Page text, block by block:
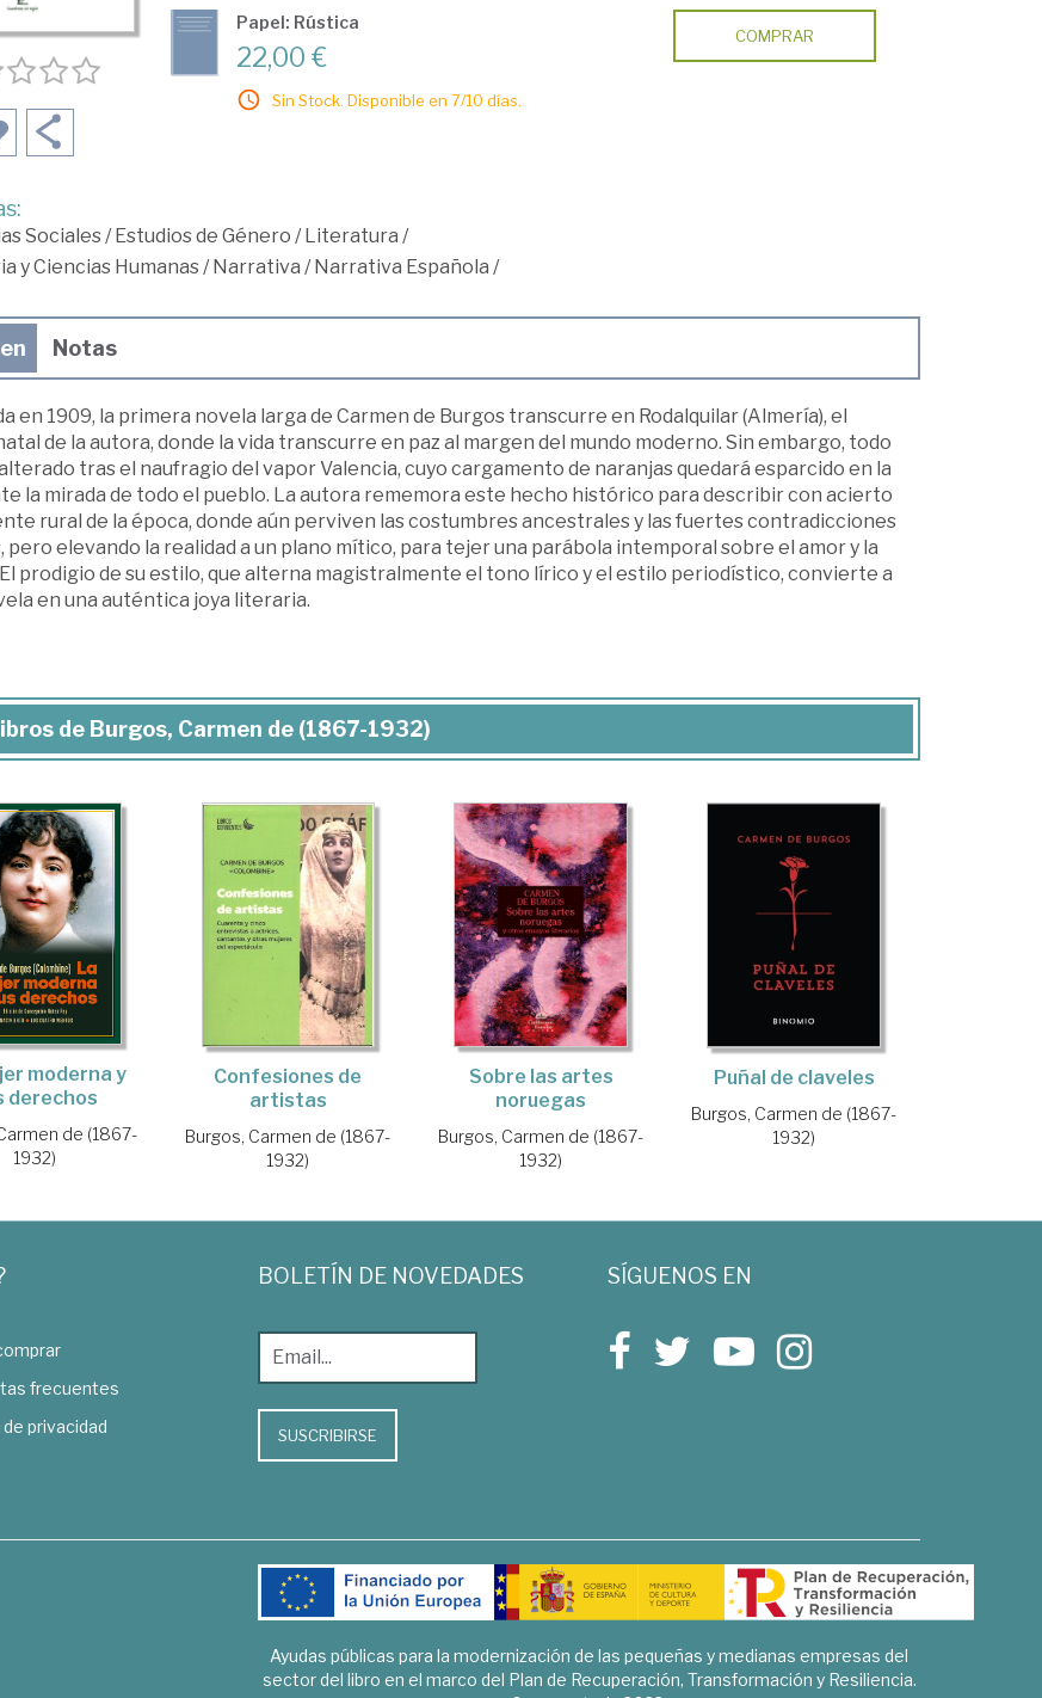
Papel: Rústica
22,00 €
Sin Stock. Disponible en 7/10 días.
COMPRAR
Sociales/Estudios de Género /Literatura /
y Ciencias Humanas/Narrativa /Narrativa Española /
Notas
en 1909, la primera novela larga de Carmen de Burgos transcurre en Rodalquilar (Almería), el
de la autora, donde la vida transcurre en paz al margen del mundo moderno. Sin embargo, todo
tras el naufragio del vapor Valencia, cuyo cargamento de naranjas quedará esparcido en la
la mirada de todo el pueblo. La autora rememora este hecho histórico para describir con acierto
rural de la época, donde aún perviven las costumbres ancestrales y las fuertes contradicciones
pero elevando la realidad a un plano mítico, para tejer una parábola intemporal sobre el amor y la
prodigio de su estilo, que alterna magistralmente el tono lírico y el estilo periodístico, convierte a
en una auténtica joya literaria.
de Burgos, Carmen de (1867-1932)
moderna y
derechos
de (1867-
1932)
Confesiones de
artistas
Burgos, Carmen de (1867-
1932)
Sobre las artes
noruegas
Burgos, Carmen de (1867-
1932)
Puñal de claveles
Burgos, Carmen de (1867-
1932)
frecuentes
privacidad
BOLETÍN DE NOVEDADES
SUSCRIBIRSE
SÍGUENOS EN
Ayudas públicas para la modernización de las pequeñas y medianas empresas del
sector del libro en el marco del Plan de Recuperación, Transformación y Resiliencia.